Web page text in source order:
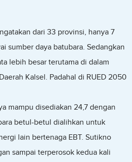
dari 33 provinsi, hanya 7
sumber daya batubara. Sedangkan
lebih besar terutama di dalam
Kalsel. Padahal di RUED 2050
mampu disediakan 24,7 dengan
betul-betul dialihkan untuk
lain bertenaga EBT. Sutikno
sampai terperosok kedua kali